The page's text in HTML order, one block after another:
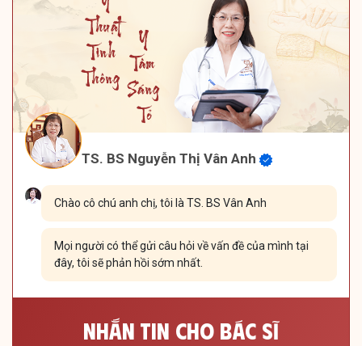
TS. BS Nguyễn Thị Vân Anh
Chào cô chú anh chị, tôi là TS. BS Vân Anh
Mọi người có thể gửi câu hỏi về vấn đề của mình tại
đây, tôi sẽ phản hồi sớm nhất.
Nhắn Tin Cho Bác Sĩ